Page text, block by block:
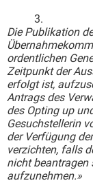
3.
Die Publikation
ordentlichen
Zeitpunkt der
erfolgt ist,
Antrags des
des Opting up
Gesuchstellerin
der Verfügung
verzichten, falls
nicht beantragen
aufzunehmen.»